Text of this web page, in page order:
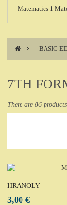
Matematics 1
> BASIC
7TH
There are 86 products.
HRANOLY
3,00 €